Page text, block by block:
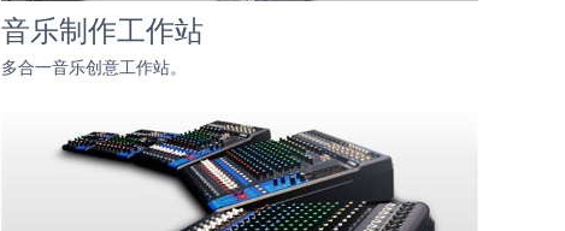
音乐制作工作站
多合一音乐创意工作站。